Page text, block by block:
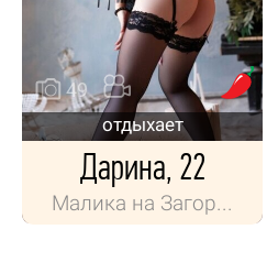
отдыхает
Дарина, 22
Малика на Загор...
49